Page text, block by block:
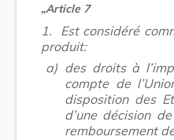
„Article 7
1.
Est considéré
produit:
a) des droits à
compte de
disposition des
d’une décision
remboursement